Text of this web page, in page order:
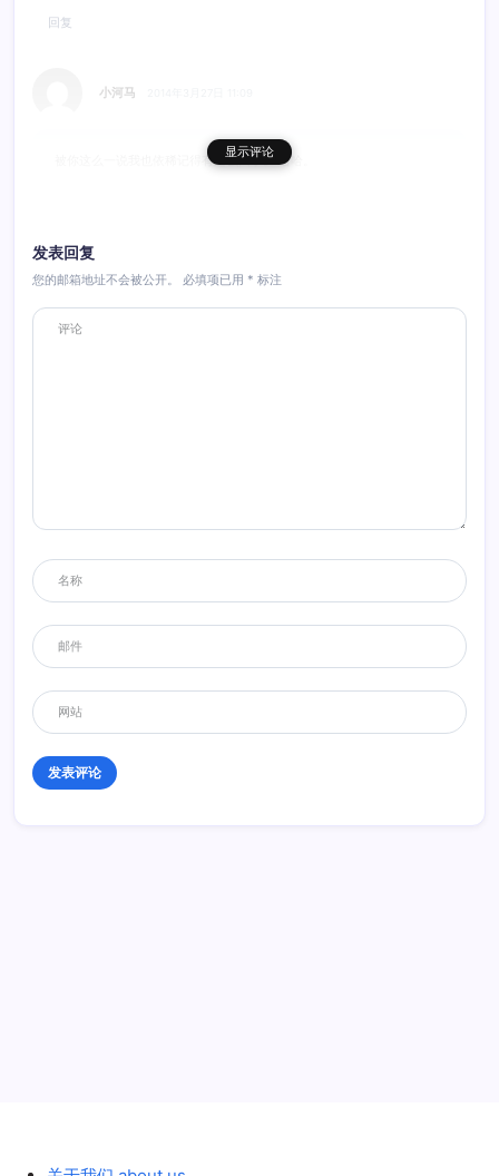
回复
小河马
被你这么一说我也依稀记得有这么回事。 哈哈。
握手。 多多交流！
回复
好的*^_*^
显示评论
发表回复
您的邮箱地址不会被公开。 必填项已用 * 标注